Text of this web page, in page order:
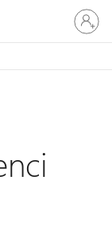
oturum
açın